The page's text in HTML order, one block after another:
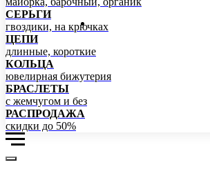
СЕРЬГИ
гвоздики, на крючках
ЦЕПИ
длинные, короткие
КОЛЬЦА
ювелирная бижутерия
БРАСЛЕТЫ
с жемчугом и без
РАСПРОДАЖА
скидки до 50%